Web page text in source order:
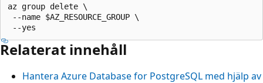
az group delete \
--name $AZ_RESOURCE_GROUP \
Relaterat innehåll
Hantera Azure Database for PostgreSQL med hjälp av